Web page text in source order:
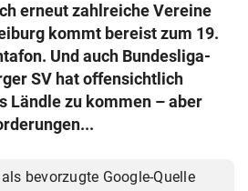
erneut zahlreiche Vereine
kommt bereist zum 19.
Und auch Bundesliga-
SV hat offensichtlich
Ländle zu kommen – aber
bevorzugte Google-Quelle